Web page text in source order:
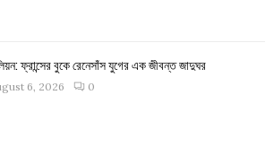
ফ্রান্সের বুকে রেনেসাঁস যুগের এক জীবন্ত জাদুঘর
6, 2026 0